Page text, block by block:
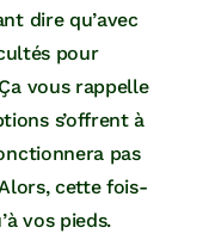
dire qu’avec
pour
vous rappelle
s’offrent à
pas
cette fois-
vos pieds.